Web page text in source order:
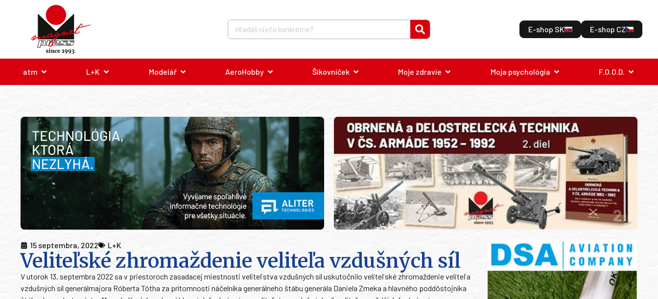
E-shop SK E-shop CZ
atm L+K Modelář AeroHobby Šikovníček Moje zdravie Moja psychológia F.O.O.D.
15 septembra, 2022 L+K
Veliteľské zhromaždenie veliteľa vzdušných síl
V utorok 13. septembra 2022 sa v priestoroch zasadacej miestnosti veliteľstva vzdušných síl uskutočnilo veliteľské zhromaždenie veliteľa
vzdušných síl generálmajora Róberta Tótha za prítomnosti náčelníka generálneho štábu generála Daniela Zmeka a hlavného poddôstojníka